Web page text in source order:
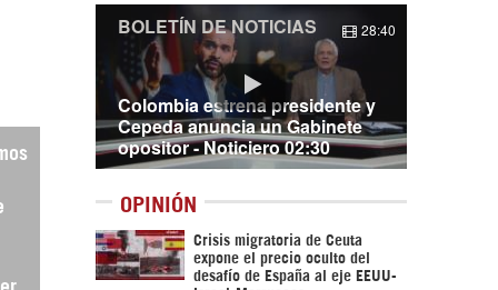
Colombia estrena presidente y
Cepeda anuncia un Gabinete
opositor - Noticiero 02:30
BOLETÍN DE NOTICIAS 28:40
OPINIÓN
Crisis migratoria de Ceuta
expone el precio oculto del
desafío de España al eje EEUU-